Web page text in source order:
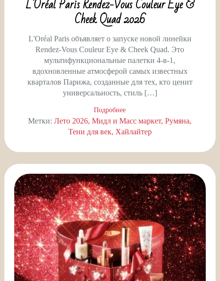
L’Oréal Paris Rendez-Vous Couleur Eye &
Cheek Quad 2026
L'Oréal Paris объявляет о запуске новой линейки
Rendez-Vous Couleur Eye & Cheek Quad. Это
мультифункциональные палетки 4-в-1,
вдохновленные атмосферой самых известных
кварталов Парижа, созданные для тех, кто ценит
универсальность, стиль […]
Подробнее
Метки:Лето 2026 Мидл и Масс маркет Румяна
Тени для век Хайлайтер